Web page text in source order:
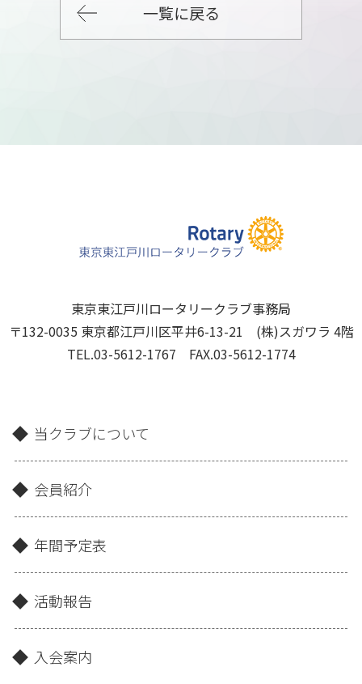
一覧に戻る
東京東江戸川ロータリークラブ事務局
〒132-0035 東京都江戸川区平井6-13-21 (株)スガワラ 4階
TEL.03-5612-1767 FAX.03-5612-1774
当クラブについて
会員紹介
年間予定表
活動報告
入会案内